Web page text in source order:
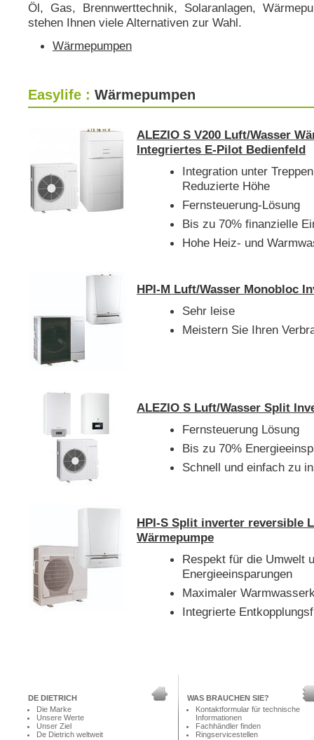
Öl, Gas, Brennwerttechnik, Solaranlagen,
stehen Ihnen viele Alternativen zur Wahl.
Wärmepumpen
Easylife : Wärmepumpen
ALEZIO S V200 Luft/Wasser
Integriertes E-Pilot Bedienfeld
Integration unter
Reduzierte Höhe
Fernsteuerung-Lösung
Bis zu 70% finanzielle
Hohe Heiz- und
HPI-M Luft/Wasser Monobloc
Sehr leise
Meistern Sie Ihren
ALEZIO S Luft/Wasser Split
Fernsteuerung Lösung
Bis zu 70%
Schnell und einfach zu
HPI-S Split inverter reversible
Wärmepumpe
Respekt für die Umwelt
Energieeinsparungen
Maximaler
Integrierte
DE DIETRICH
Die Marke
Unsere Werte
Unser Ziel
De Dietrich weltweit
WAS BRAUCHEN SIE?
Kontaktformular für technische
Informationen
Fachhändler finden
Ringservicestellen